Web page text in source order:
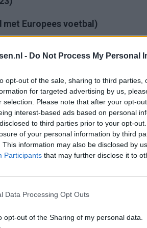
- Do Not Process My Personal
opt-out of the sale, sharing to third
for targeted advertising by us,
selection. Please note that after your opt-
interest-based ads based on personal
to third parties prior to your opt-
of your personal information by third
This information may also be disclosed by
Participants that may further disclose it to
Data Processing Opt Outs
opt-out of the Sharing of my personal data.
met Europees voetbal)
Azzedine Ounahi
tackle in oefenduel van Ajax
Stegen naar Ajax nog tegen
groter plan van Ajax